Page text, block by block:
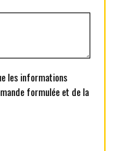
les informations
formulée et de la